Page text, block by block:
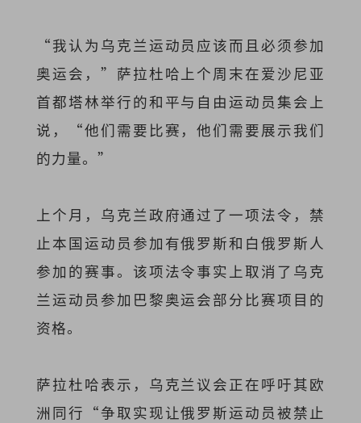
“我认为乌克兰运动员应该而且必须参加
奥运会，”萨拉杜哈上个周末在爱沙尼亚
首都塔林举行的和平与自由运动员集会上
说，“他们需要比赛，他们需要展示我们
的力量。”
上个月，乌克兰政府通过了一项法令，禁
止本国运动员参加有俄罗斯和白俄罗斯人
参加的赛事。该项法令事实上取消了乌克
兰运动员参加巴黎奥运会部分比赛项目的
资格。
萨拉杜哈表示，乌克兰议会正在呼吁其欧
洲同行“争取实现让俄罗斯运动员被禁止